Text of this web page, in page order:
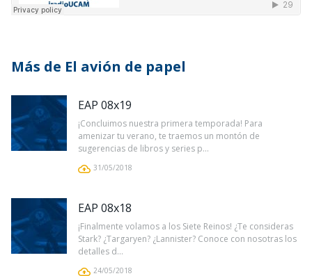
Más de El avión de papel
EAP 08x19
¡Concluimos nuestra primera temporada! Para
amenizar tu verano, te traemos un montón de
sugerencias de libros y series p...
31/05/2018
EAP 08x18
¡Finalmente volamos a los Siete Reinos! ¿Te consideras
Stark? ¿Targaryen? ¿Lannister? Conoce con nosotras los
detalles d...
24/05/2018